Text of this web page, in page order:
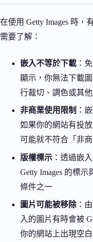
在使用 Getty Images 時，
需要了解：
嵌入不等於下載 ：
顯示，你無法下載
行裁切、調色或其
非商業使用限制 ：
如果你的網站有投
可能就不符合「非
版權標示 ：透過嵌
Getty Images 的標
條件之一
圖片可能被移除：
入的圖片有時會被
你的網站上出現空白